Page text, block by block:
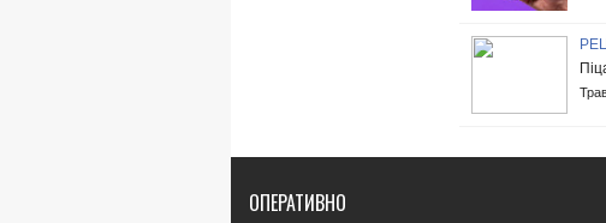
ОПЕРАТИВНО